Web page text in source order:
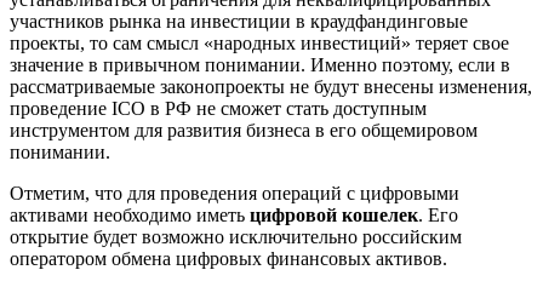
участников рынка на инвестиции в краудфандинговые
проекты, то сам смысл «народных инвестиций» теряет свое
значение в привычном понимании. Именно поэтому, если в
рассматриваемые законопроекты не будут внесены изменения,
проведение ICO в РФ не сможет стать доступным
инструментом для развития бизнеса в его общемировом
понимании.
Отметим, что для проведения операций с цифровыми
активами необходимо иметь цифровой кошелек. Его
открытие будет возможно исключительно российским
оператором обмена цифровых финансовых активов.